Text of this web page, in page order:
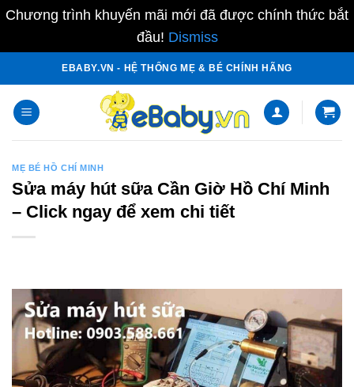
Chương trình khuyến mãi mới đã được chính thức bắt
đầu! Dismiss
content
EBABY.VN - HỆ THỐNG MẸ & BÉ CHÍNH HÃNG
MẸ BÉ HỒ CHÍ MINH
Sửa máy hút sữa Cần Giờ Hồ Chí Minh
– Click ngay để xem chi tiết